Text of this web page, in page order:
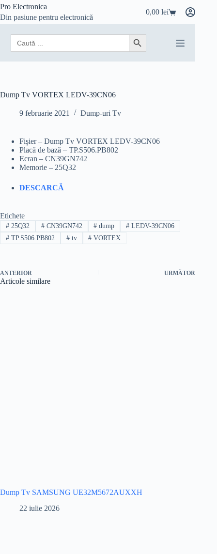
Sari
conținut
Pro Electronica
Din pasiune pentru electronică
Coș
de
cumpărături
0,00lei
Search
for:
Search Button
Dump Tv VORTEX LEDV-39CN06
9 februarie 2021 Dump-uri Tv
Fișier – Dump Tv VORTEX LEDV-39CN06
Placă de bază – TP.S506.PB802
Ecran – CN39GN742
Memorie – 25Q32
DESCARCĂ
Etichete
#25Q32 #CN39GN742 # dump # LEDV-39CN06
#TP.S506.PB802 #tv # VORTEX
ANTERIOR URMĂTOR
Articole similare
Dump Tv SAMSUNG UE32M5672AUXXH
22 iulie 2026